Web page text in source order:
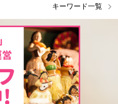
キーワード一覧